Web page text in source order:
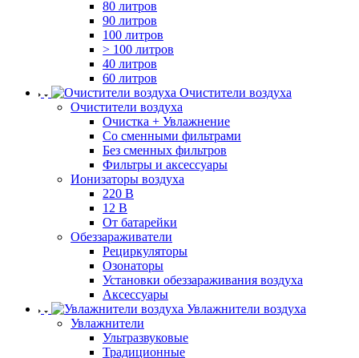
80 литров
90 литров
100 литров
> 100 литров
40 литров
60 литров
Очистители воздуха
Очистители воздуха
Очистка + Увлажнение
Cо сменными фильтрами
Без сменных фильтров
Фильтры и аксессуары
Ионизаторы воздуха
220 В
12 В
От батарейки
Обеззараживатели
Рециркуляторы
Озонаторы
Установки обеззараживания воздуха
Аксессуары
Увлажнители воздуха
Увлажнители
Ультразвуковые
Традиционные